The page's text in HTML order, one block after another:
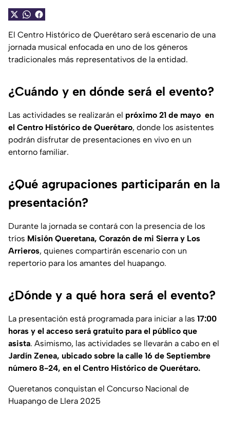
El Centro Histórico de Querétaro será escenario de una
jornada musical enfocada en uno de los géneros
tradicionales más representativos de la entidad.
¿Cuándo y en dónde será el evento?
Las actividades se realizarán el próximo 21 de mayo en
el Centro Histórico de Querétaro, donde los asistentes
podrán disfrutar de presentaciones en vivo en un
entorno familiar.
¿Qué agrupaciones participarán en la
presentación?
Durante la jornada se contará con la presencia de los
tríos Misión Queretana, Corazón de mi Sierra y Los
Arrieros, quienes compartirán escenario con un
repertorio para los amantes del huapango.
¿Dónde y a qué hora será el evento?
La presentación está programada para iniciar a las 17:00
horas y el acceso será gratuito para el público que
asista. Asimismo, las actividades se llevarán a cabo en el
Jardín Zenea, ubicado sobre la calle 16 de Septiembre
número 8-24, en el Centro Histórico de Querétaro.
Queretanos conquistan el Concurso Nacional de
Huapango de Llera 2025